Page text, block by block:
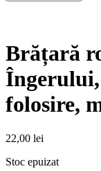
Brățară
folosire,
22,00 lei
Stoc epuizat